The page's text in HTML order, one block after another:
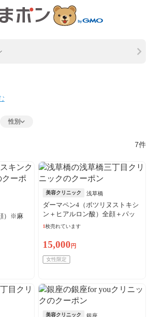
性別
7件
）※麻
美容クリニック 浅草橋
ダーマペン4（ボツリヌストキシ
ン＋ヒアルロン酸）全顔＋パッ
ク ※初診料込
1枚売れています
15,000 円
女性限定
美容クリニック 銀座